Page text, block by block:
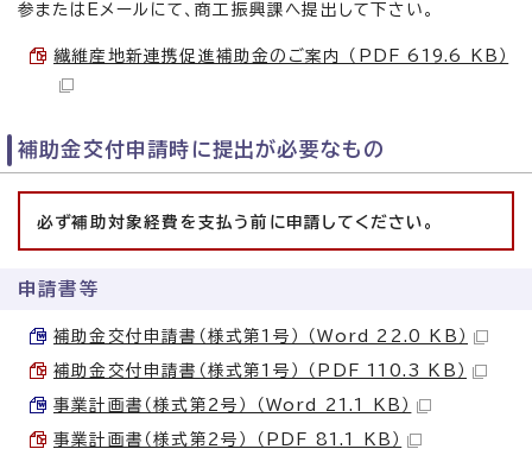
参またはEメールにて、商工振興課へ提出して下さい。
繊維産地新連携促進補助金のご案内 （PDF 619.6 KB）
補助金交付申請時に提出が必要なもの
必ず補助対象経費を支払う前に申請してください。
申請書等
補助金交付申請書（様式第1号） （Word 22.0 KB）
補助金交付申請書（様式第1号） （PDF 110.3 KB）
事業計画書（様式第2号） （Word 21.1 KB）
事業計画書（様式第2号） （PDF 81.1 KB）